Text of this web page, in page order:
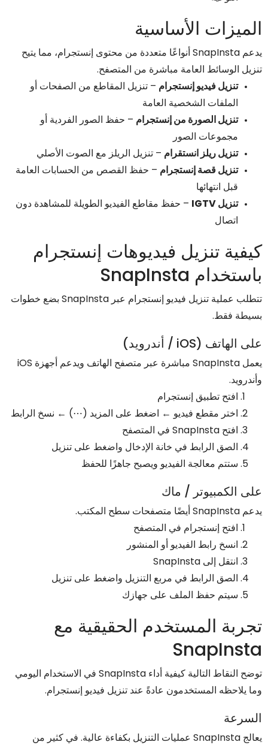
الميزات الأساسية
يدعم SnapInsta أنواعًا متعددة من محتوى إنستجرام، مما يتيح
تنزيل الوسائط العامة مباشرة من المتصفح.
تنزيل فيديو إنستجرام – تنزيل المقاطع من الصفحات أو
الملفات الشخصية العامة
تنزيل الصورة من إنستجرام – حفظ الصور الفردية أو
مجموعات الصور
تنزيل ريلز انستقرام – تنزيل الريلز مع الصوت الأصلي
تنزيل قصة إنستجرام – حفظ القصص من الحسابات العامة
قبل انتهائها
تنزيل IGTV
– حفظ مقاطع الفيديو الطويلة للمشاهدة دون
اتصال
كيفية تنزيل فيديوهات إنستجرام
باستخدام SnapInsta
تتطلب عملية تنزيل فيديو إنستجرام عبر SnapInsta بضع خطوات
بسيطة فقط.
على الهاتف (iOS / أندرويد)
يعمل SnapInsta مباشرة عبر متصفح الهاتف ويدعم أجهزة iOS
وأندرويد.
افتح تطبيق إنستجرام
اختر مقطع فيديو ← اضغط على المزيد (⋯) ← نسخ الرابط
افتح SnapInsta في المتصفح
الصق الرابط في خانة الإدخال واضغط على تنزيل
ستتم معالجة الفيديو ويصبح جاهزًا للحفظ
على الكمبيوتر / ماك
يدعم SnapInsta أيضًا متصفحات سطح المكتب.
افتح إنستجرام في المتصفح
انسخ رابط الفيديو أو المنشور
انتقل إلى SnapInsta
الصق الرابط في مربع التنزيل واضغط على تنزيل
سيتم حفظ الملف على جهازك
تجربة المستخدم الحقيقية مع
SnapInsta
توضح النقاط التالية كيفية أداء SnapInsta في الاستخدام اليومي
وما يلاحظه المستخدمون عادةً عند تنزيل فيديو إنستجرام.
السرعة
يعالج SnapInsta عمليات التنزيل بكفاءة عالية. في كثير من